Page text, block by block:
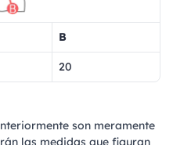
B
20
son meramente
las medidas que figuran